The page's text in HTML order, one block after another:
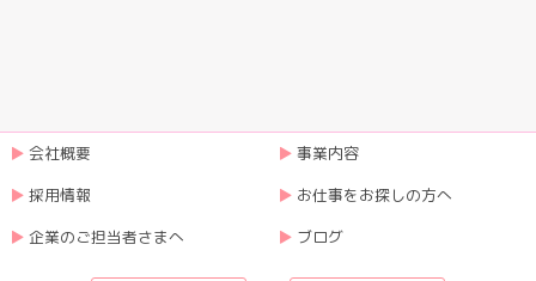
会社概要
事業内容
採用情報
お仕事をお探しの方へ
企業のご担当者さまへ
ブログ